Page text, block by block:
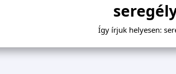
Így írjuk helyesen: